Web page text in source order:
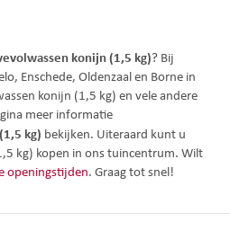
konijn (1,5 kg)? Bij
Enschede, Oldenzaal en Borne in
konijn (1,5 kg) en vele andere
meer informatie
kg) bekijken. Uiteraard kunt u
kg) kopen in ons tuincentrum. Wilt
openingstijden. Graag tot snel!